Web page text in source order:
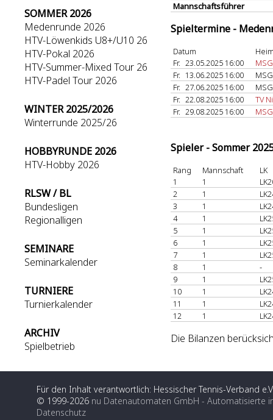
SOMMER 2026
Medenrunde 2026
HTV-Löwenkids U8+/U10 26
HTV-Pokal 2026
HTV-Summer-Mixed Tour 26
HTV-Padel Tour 2026
WINTER 2025/2026
Winterrunde 2025/26
HOBBYRUNDE 2026
HTV-Hobby 2026
RLSW / BL
Bundesligen
Regionalligen
SEMINARE
Seminarkalender
TURNIERE
Turnierkalender
ARCHIV
Spielbetrieb
Mannschaftsführer
Spieltermine -
Datum
Fr. 23.05.2025 16:00
Fr. 13.06.2025 16:00
Fr. 27.06.2025 16:00
Fr. 22.08.2025 16:00
TV
Fr. 29.08.2025 16:00
Spieler - Sommer
Rang Mannschaft
LK
1
1
2
1
3
1
4
1
5
1
6
1
7
1
8
1
-
9
1
10
1
11
1
12
1
Die Bilanzen
Für den Inhalt verantwortlich: Hessischer Tennis-Verband
© 1999-2026 nu Datenautomaten GmbH - Automatisierte
Datenschutz